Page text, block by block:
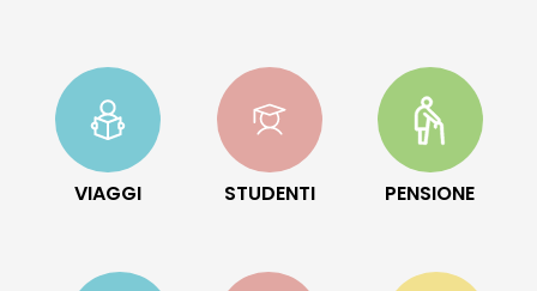
VIAGGI STUDENTI PENSIONE